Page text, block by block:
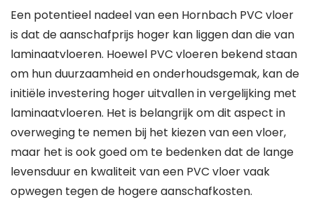
Een potentieel nadeel van een Hornbach PVC vloer
is dat de aanschafprijs hoger kan liggen dan die van
laminaatvloeren. Hoewel PVC vloeren bekend staan
om hun duurzaamheid en onderhoudsgemak, kan de
initiële investering hoger uitvallen in vergelijking met
laminaatvloeren. Het is belangrijk om dit aspect in
overweging te nemen bij het kiezen van een vloer,
maar het is ook goed om te bedenken dat de lange
levensduur en kwaliteit van een PVC vloer vaak
opwegen tegen de hogere aanschafkosten.